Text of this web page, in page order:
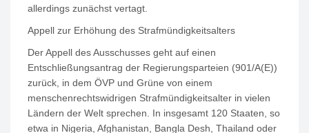
allerdings zunächst vertagt.
Appell zur Erhöhung des Strafmündigkeitsalters
Der Appell des Ausschusses geht auf einen
Entschließungsantrag der Regierungsparteien (901/A(E))
zurück, in dem ÖVP und Grüne von einem
menschenrechtswidrigen Strafmündigkeitsalter in vielen
Ländern der Welt sprechen. In insgesamt 120 Staaten, so
etwa in Nigeria, Afghanistan, Bangla Desh, Thailand oder